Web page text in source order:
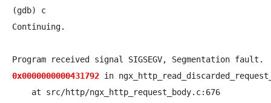
(gdb) c
Continuing.
0x0000000000431792 in
    at src/http/ngx_http_request_body.c:676